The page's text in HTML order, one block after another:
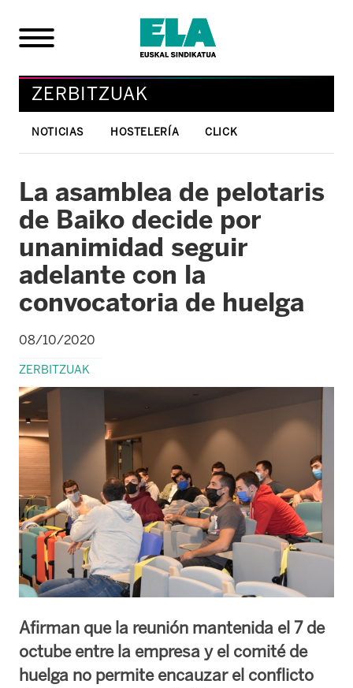
ZERBITZUAK
NOTICIAS HOSTELERÍA CLICK
La asamblea de pelotaris
de Baiko decide por
unanimidad seguir
adelante con la
convocatoria de huelga
08/10/2020
ZERBITZUAK
Afirman que la reunión mantenida el 7 de
octube entre la empresa y el comité de
huelga no permite encauzar el conflicto